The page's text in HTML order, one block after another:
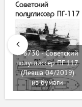
№8730 - Советский
полуглиссер ПГ-117
(Левша 04/2019)
из бумаги